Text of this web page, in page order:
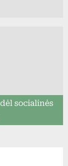
socialinės